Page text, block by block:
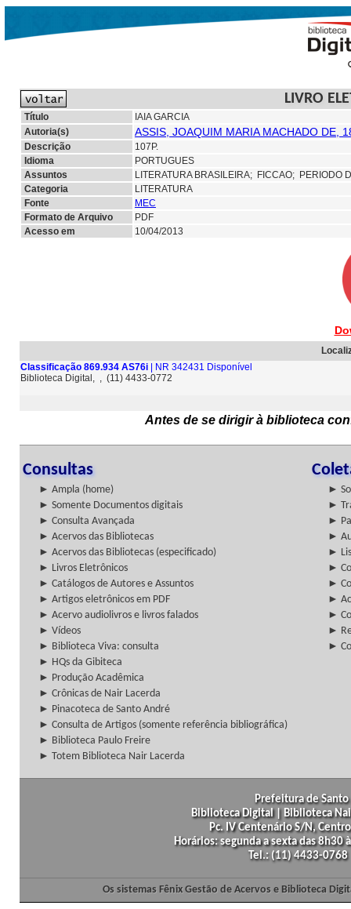
LIVRO
Título
IAIA GARCIA
Autoria(s)
ASSIS, JOAQUIM MARIA MACHADO DE,
Descrição
107P.
Idioma
PORTUGUES
Assuntos
LITERATURA BRASILEIRA; FICCAO; PERIODO
Categoria
LITERATURA
Fonte
MEC
Formato de Arquivo
PDF
Acesso em
10/04/2013
Classificação 869.934 AS76i | NR 342431 Disponível
Biblioteca Digital, , (11) 4433-0772
Antes de se dirigir à biblioteca
Consultas
► Ampla (home)
►
► Somente Documentos digitais
►
► Consulta Avançada
►
► Acervos das Bibliotecas
►
► Acervos das Bibliotecas (especificado)
►
► Livros Eletrônicos
►
► Catálogos de Autores e Assuntos
►
► Artigos eletrônicos em PDF
►
► Acervo audiolivros e livros falados
►
► Vídeos
►
► Biblioteca Viva: consulta
►
► HQs da Gibiteca
► Produção Acadêmica
► Crônicas de Nair Lacerda
► Pinacoteca de Santo André
► Consulta de Artigos (somente referência bibliográfica)
► Biblioteca Paulo Freire
► Totem Biblioteca Nair Lacerda
Prefeitura de
Biblioteca Digital | Biblioteca
Pc. IV Centenário S/N,
Horários: segunda a sexta das
Tel.: (11) 4433-
Os sistemas Fênix Gestão de Acervos e Biblioteca